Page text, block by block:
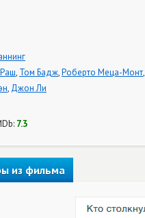
, Том Бадж,Роберто Меца-Монт,
, Джон Ли
7.3
из фильма